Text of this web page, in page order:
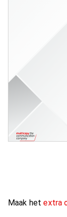
Maak hetextra